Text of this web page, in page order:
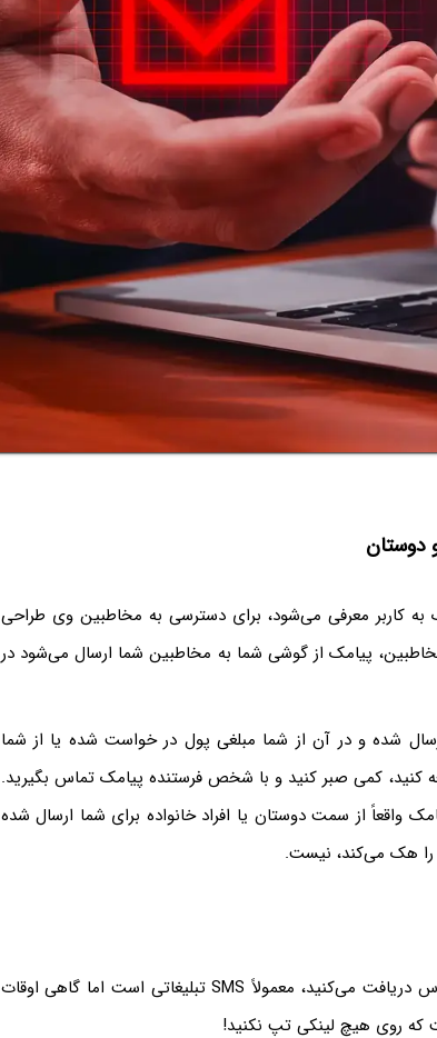
دوستان
کاربر معرفی می‌شود، برای دسترسی به مخاطبین وی طراحی
پیامک از گوشی شما به مخاطبین شما ارسال می‌شود در
شده و در آن از شما مبلغی پول در خواست شده یا از شما
کنید، کمی صبر کنید و با شخص فرستنده پیامک تماس بگیرید.
از سمت دوستان یا افراد خانواده برای شما ارسال شده
را هک می‌کند، نیست.
به طور کلی هر زمان که پیامک از شماره ناشناس دریافت می‌کنید، معمولاً SMS تبلیغاتی است اما گاهی اوقات
که روی هیچ لینکی تپ نکنید!